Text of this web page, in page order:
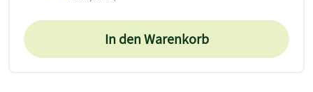
In den Warenkorb